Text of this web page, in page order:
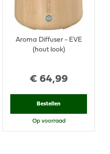
€ 64,99
Aroma Diffuser - EVE
(hout look)
Bestellen
Op voorraad